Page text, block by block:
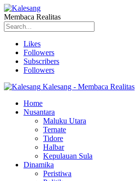
Membaca Realitas
Likes
Followers
Subscribers
Followers
Kalesang - Membaca Realitas
Home
Nusantara
Maluku Utara
Ternate
Tidore
Halbar
Kepulauan Sula
Dinamika
Peristiwa